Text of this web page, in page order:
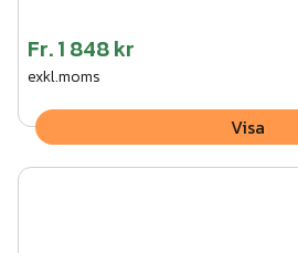
Fr.1 848 kr
exkl.moms
Visa